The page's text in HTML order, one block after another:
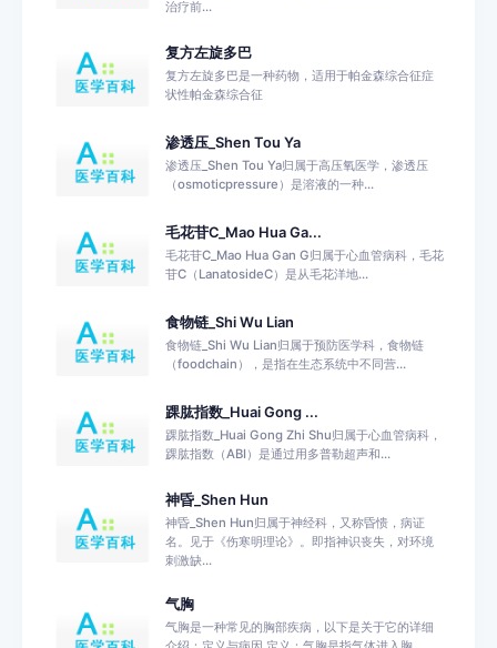
治疗前...
复方左旋多巴
复方左旋多巴是一种药物，适用于帕金森综合征症
状性帕金森综合征
渗透压_Shen Tou Ya
渗透压_Shen Tou Ya归属于高压氧医学，渗透压
（osmoticpressure）是溶液的一种...
毛花苷C_Mao Hua Ga...
毛花苷C_Mao Hua Gan G归属于心血管病科，毛花
苷C（LanatosideC）是从毛花洋地...
食物链_Shi Wu Lian
食物链_Shi Wu Lian归属于预防医学科，食物链
（foodchain），是指在生态系统中不同营...
踝肱指数_Huai Gong ...
踝肱指数_Huai Gong Zhi Shu归属于心血管病科，
踝肱指数（ABI）是通过用多普勒超声和...
神昏_Shen Hun
神昏_Shen Hun归属于神经科，又称昏愦，病证
名。见于《伤寒明理论》。即指神识丧失，对环境
刺激缺...
气胸
气胸是一种常见的胸部疾病，以下是关于它的详细